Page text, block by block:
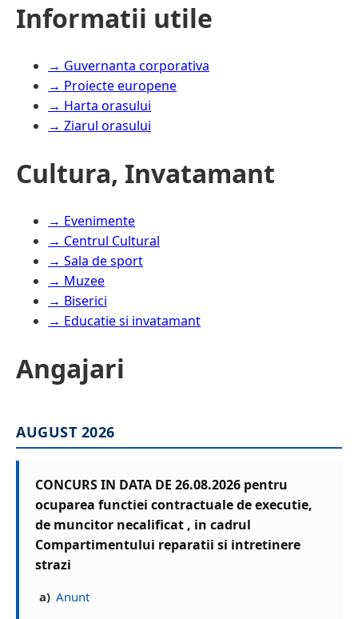
Informatii utile
→ Guvernanta corporativa
→ Proiecte europene
→ Harta orasului
→ Ziarul orasului
Cultura, Invatamant
→ Evenimente
→ Centrul Cultural
→ Sala de sport
→ Muzee
→ Biserici
→ Educatie si invatamant
Angajari
AUGUST 2026
CONCURS IN DATA DE 26.08.2026 pentru
ocuparea functiei contractuale de executie,
de muncitor necalificat , in cadrul
Compartimentului reparatii si intretinere
strazi
a) Anunt